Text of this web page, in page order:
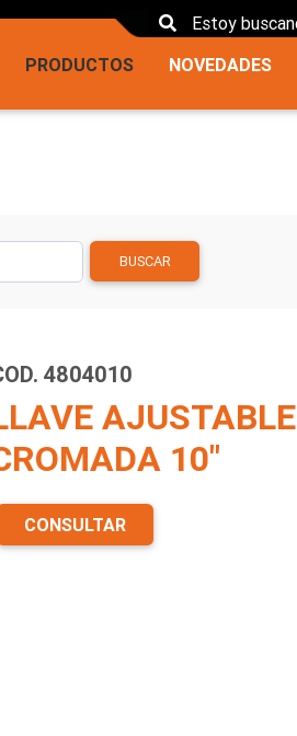
PRODUCTOS NOVEDADES
BUSCAR
4804010
AJUSTABLE
10"
CONSULTAR